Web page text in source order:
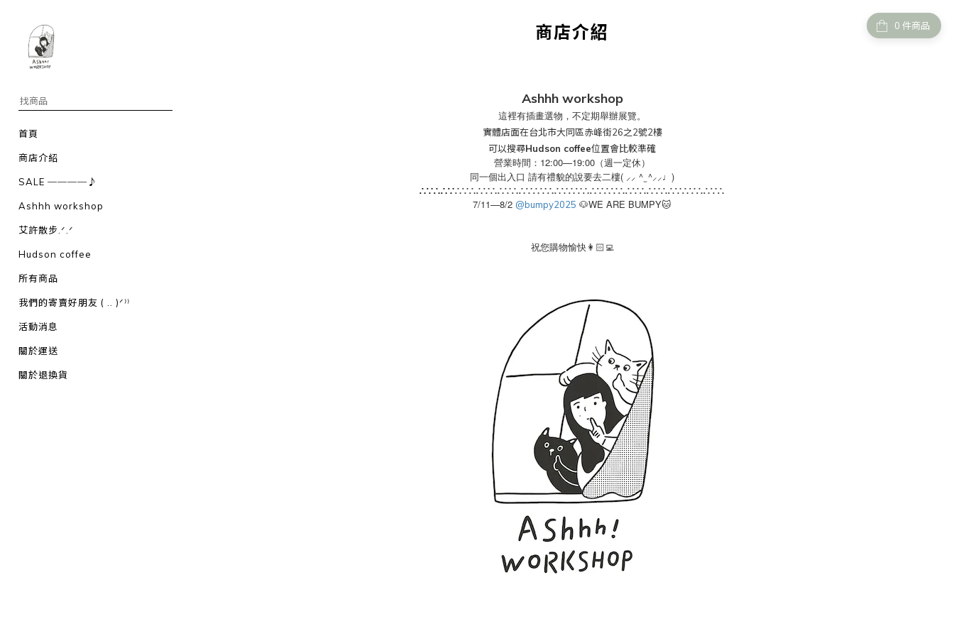
首頁
商店介紹
SALE ────♪
Ashhh workshop
艾許散步.ᐟ.ᐟ
Hudson coffee
所有商品
我們的寄賣好朋友 ( .. )ᐟ⁾⁾
活動消息
關於運送
關於退換貨
件商品
商店介紹
Ashhh workshop
這裡有插畫選物，不定期舉辦展覽。
實體店面在台北市大同區赤峰街26之2號2樓
可以搜尋Hudson coffee位置會比較準確
營業時間： 12:00—19:00 （週一定休）
同一個出入口 請有禮貌的說要去二樓( ⸝⸝ ^ ̫ ^⸝⸝♩)
∴∵∴∴∵∴∵∴∴∵∴∴∵∴∴∵∴∵∴∴∵∴∵∴∴∵∴∵∴∴∵∴∴∵∴∴∵∴∵∴∴∵∴
7/11—8/2 @bumpy2025 🐶WE ARE BUMPY🐱
祝您購物愉快👩🏻‍💻